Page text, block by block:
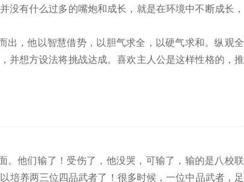
有什么过多的嘴炮和成长，就是在环境中不断成长，
，他以智慧借势，以胆气求全，以硬气求和。纵观全
并想方设法将挑战达成。喜欢主人公是这样性格的，推
。他们输了！受伤了，他没哭，可输了，输的是八校联
培养两三位四品武者了！很多时候，一位中品武者，足